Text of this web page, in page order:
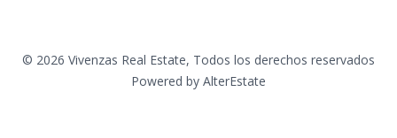
© 2026 Vivenzas Real Estate, Todos los derechos reservados
Powered by AlterEstate